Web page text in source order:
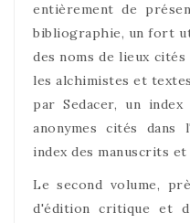
entièrement de
bibliographie, un fort
des noms de lieux
les alchimistes et
par Sedacer, un
anonymes cités dans
index des manuscrits et
Le second volume,
d'édition critique et